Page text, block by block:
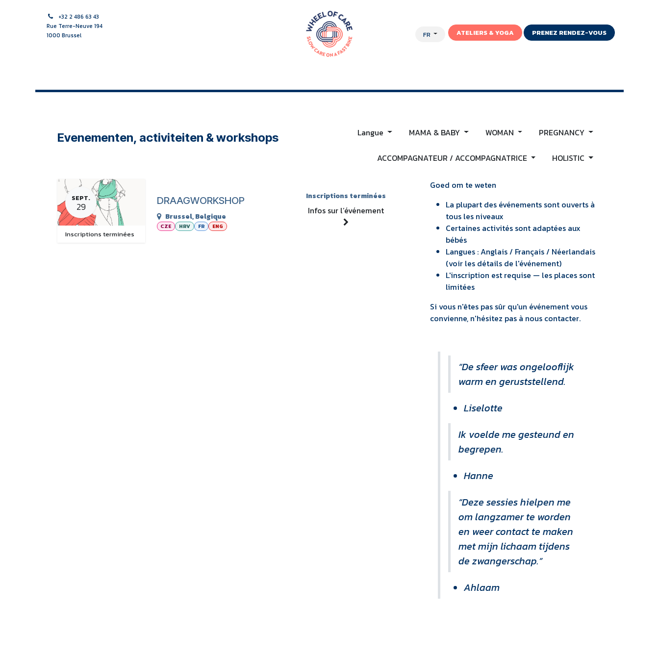
+32 2 486 63 43
Rue Terre-Neuve 194
1000 Brussel
FR ATELIERS & YOGA PRENEZ RENDEZ-VOUS
Evenementen, activiteiten & workshops Langue MAMA & BABY WOMAN PREGNANCY
ACCOMPAGNATEUR / ACCOMPAGNATRICE HOLISTIC
SEPT.
29
Inscriptions terminées
DRAAGWORKSHOP
Brussel,Belgique
CZE HRV FR ENG
Inscriptions terminées
Infos sur l’événement
Goed om te weten
La plupart des événements sont ouverts à
tous les niveaux
Certaines activités sont adaptées aux
bébés
Langues : Anglais / Français / Néerlandais
(voir les détails de l'événement)
L'inscription est requise — les places sont
limitées
Si vous n'êtes pas sûr qu'un événement vous
convienne, n'hésitez pas à nous contacter.
“De sfeer was ongelooflijk
warm en geruststellend.
Liselotte
Ik voelde me gesteund en
begrepen.
Hanne
“Deze sessies hielpen me
om langzamer te worden
en weer contact te maken
met mijn lichaam tijdens
de zwangerschap.”
Ahlaam